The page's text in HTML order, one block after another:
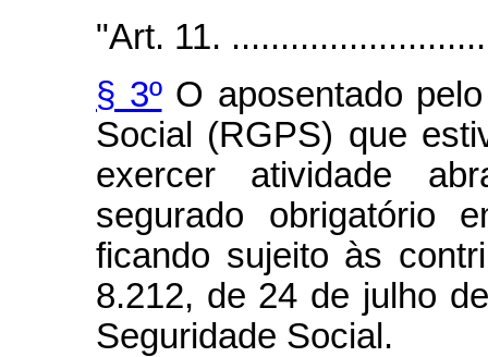
"Art. 11.
§ 3ºO aposentado
Social (RGPS) que
exercer atividade
segurado obrigatório
ficando sujeito às
8.212, de 24 de julho
Seguridade Social.